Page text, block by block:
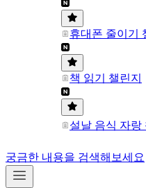
휴대폰 줄이기
책 읽기 챌린지
설날 음식 자랑
궁금한 내용을 검색해보세요